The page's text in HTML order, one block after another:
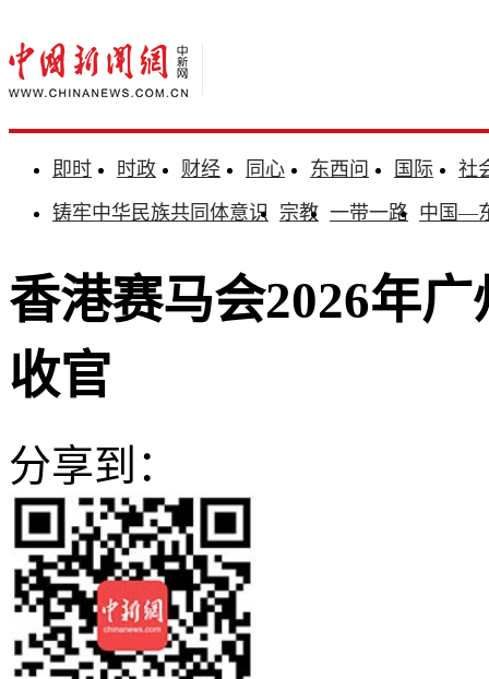
即时 时政 财经 同心 东西问 国际
社
铸牢中华民族共同体意识 宗教 一带一路 中国—
香港赛马会2026年
收官
分享到：